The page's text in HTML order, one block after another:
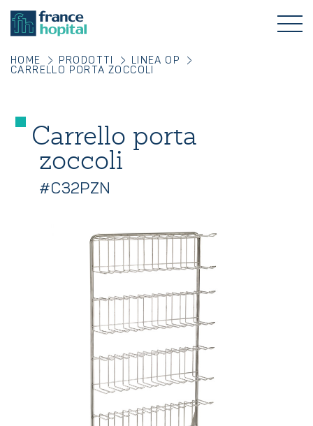
HOME PRODOTTI
LINEA OP
CARRELLO PORTA ZOCCOLI
Carrello porta
zoccoli
#C32PZN